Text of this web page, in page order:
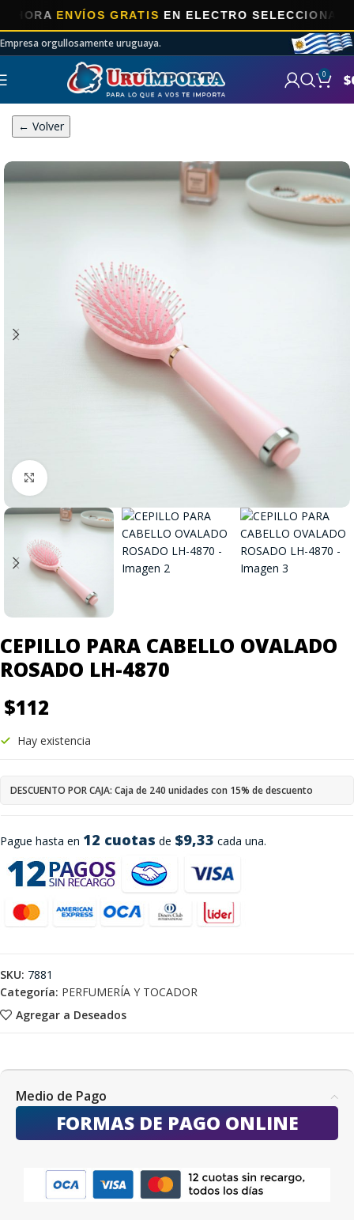
ENVÍOS GRATISEN ELECTRO SELECCIONADOS!
Empresa orgullosamente uruguaya.
0 $
← Volver
Click to enlarge
CEPILLO PARA CABELLO OVALADO
ROSADO LH-4870
$112
Pague hasta en 12 cuotas de $9,33 cada una.
Hay existencia
DESCUENTO POR CAJA: Caja de 240 unidades con 15% de descuento
Agregar a Deseados
SKU: 7881
Categoría: PERFUMERÍA Y TOCADOR
Medio de Pago
FORMAS DE PAGO ONLINE